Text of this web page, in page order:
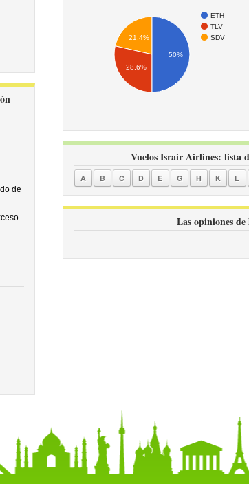
de
ETH
TLV
SDV
21.4%
28.6%
50%
Vuelos Israir Airlines: lista
A B C D E G H K L
Las opiniones